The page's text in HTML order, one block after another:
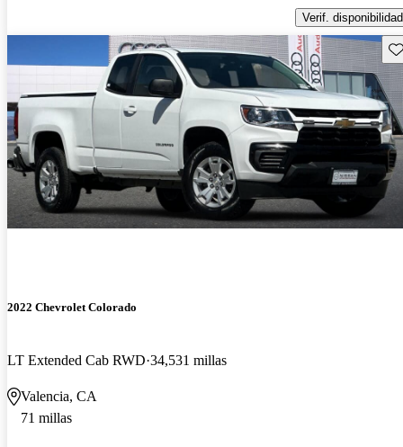
Verif. disponibilidad
2022 Chevrolet Colorado
LT Extended Cab RWD 34,531 millas
Valencia, CA
71 millas